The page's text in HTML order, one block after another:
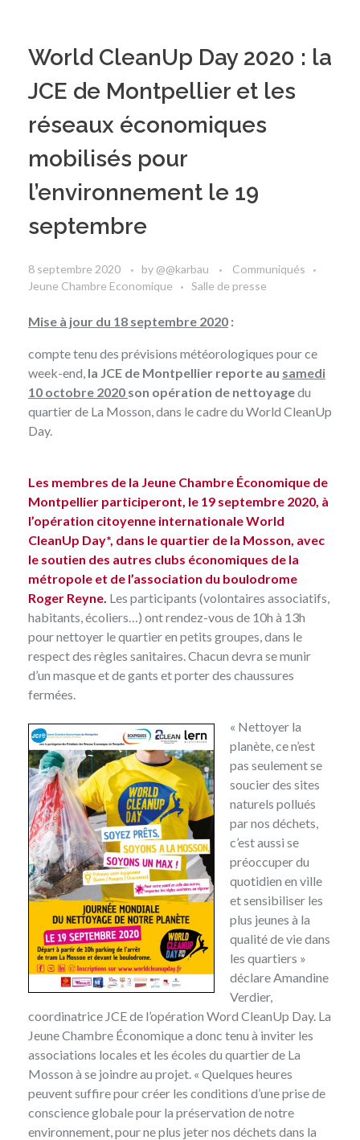
World CleanUp Day 2020 : la
JCE de Montpellier et les
réseaux économiques
mobilisés pour
l’environnement le 19
septembre
8 septembre 2020 by @@karbau
Communiqués
Jeune Chambre Economique
Salle de presse
Mise à jour du 18 septembre 2020 :
compte tenu des prévisions météorologiques pour ce
week-end, la JCE de Montpellier reporte au samedi
10 octobre 2020 son opération de nettoyagedu
quartier de La Mosson, dans le cadre du World CleanUp
Day.
Les membres de la Jeune Chambre Économique de
Montpellier participeront, le 19 septembre 2020, à
l’opération citoyenne internationale World
CleanUp Day*, dans le quartier de la Mosson, avec
le soutien des autres clubs économiques de la
métropole et de l’association du boulodrome
Roger Reyne. Les participants (volontaires associatifs,
habitants, écoliers…) ont rendez-vous de 10h à 13h
pour nettoyer le quartier en petits groupes, dans le
respect des règles sanitaires. Chacun devra se munir
d’un masque et de gants et porter des chaussures
fermées.
« Nettoyer la
planète, ce n’est
pas seulement se
soucier des sites
naturels pollués
par nos déchets,
c’est aussi se
préoccuper du
quotidien en ville
et sensibiliser les
plus jeunes à la
qualité de vie dans
les quartiers »
déclare Amandine
Verdier,
coordinatrice JCE de l’opération Word CleanUp Day. La
Jeune Chambre Économique a donc tenu à inviter les
associations locales et les écoles du quartier de La
Mosson à se joindre au projet. « Quelques heures
peuvent suffire pour créer les conditions d’une prise de
conscience globale pour la préservation de notre
environnement, pour ne plus jeter nos déchets dans la